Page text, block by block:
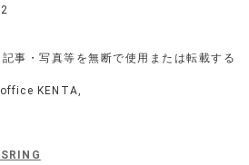
事・写真等を無断で使用または転載する
KENTA,